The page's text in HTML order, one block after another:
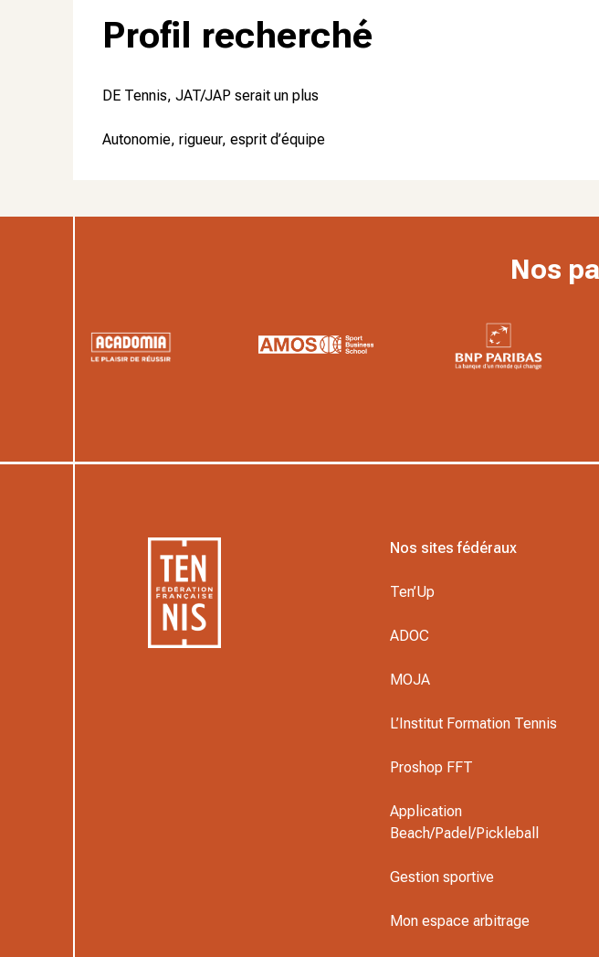
Profil recherché
DE Tennis, JAT/JAP serait un plus
Autonomie, rigueur, esprit d’équipe
Nos
Nos sites fédéraux
Ten’Up
ADOC
MOJA
L’Institut Formation Tennis
Proshop FFT
Application
Beach/Padel/Pickleball
Gestion sportive
Mon espace arbitrage